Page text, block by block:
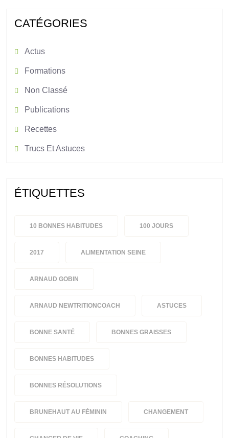
CATÉGORIES
Actus
Formations
Non Classé
Publications
Recettes
Trucs Et Astuces
ÉTIQUETTES
10 BONNES HABITUDES 100 JOURS
2017 ALIMENTATION SEINE
ARNAUD GOBIN
ARNAUD NEWTRITIONCOACH ASTUCES
BONNE SANTÉ BONNES GRAISSES
BONNES HABITUDES
BONNES RÉSOLUTIONS
BRUNEHAUT AU FÉMININ CHANGEMENT